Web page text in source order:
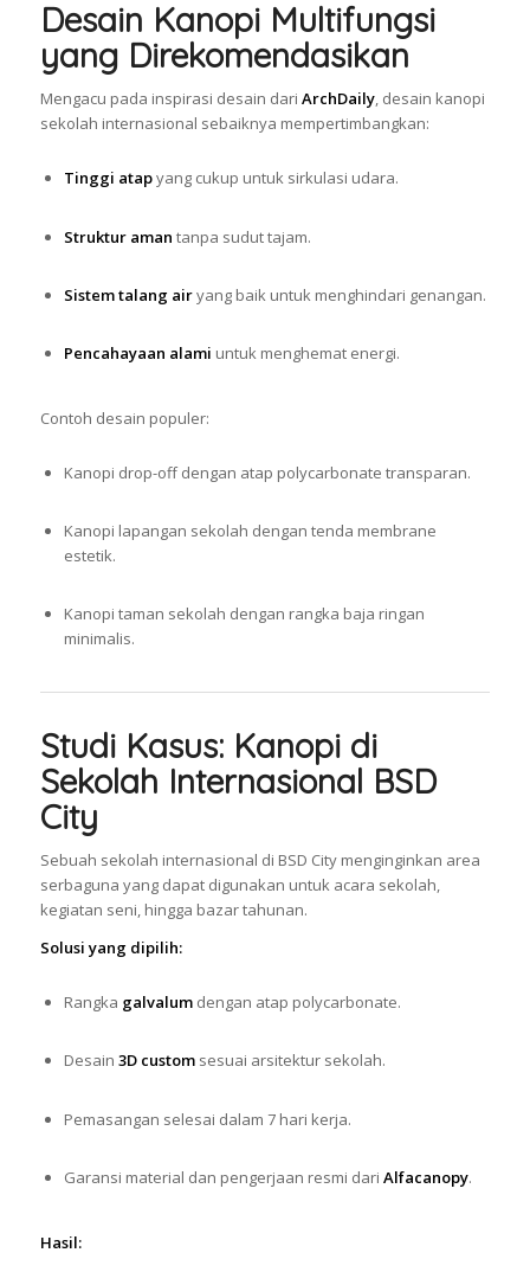
Desain Kanopi Multifungsi
yang Direkomendasikan
Mengacu pada inspirasi desain dari ArchDaily, desain kanopi
sekolah internasional sebaiknya mempertimbangkan:
Tinggi atapyang cukup untuk sirkulasi udara.
Struktur aman tanpa sudut tajam.
Sistem talang airyang baik untuk menghindari genangan.
Pencahayaan alami untuk menghemat energi.
Contoh desain populer:
Kanopi drop-off dengan atap polycarbonate transparan.
Kanopi lapangan sekolah dengan tenda membrane
estetik.
Kanopi taman sekolah dengan rangka baja ringan
minimalis.
Studi Kasus: Kanopi di
Sekolah Internasional BSD
City
Sebuah sekolah internasional di BSD City menginginkan area
serbaguna yang dapat digunakan untuk acara sekolah,
kegiatan seni, hingga bazar tahunan.
Solusi yang dipilih:
Rangka galvalumdengan atap polycarbonate.
Desain 3D customsesuai arsitektur sekolah.
Pemasangan selesai dalam 7 hari kerja.
Garansi material dan pengerjaan resmi dari Alfacanopy.
Hasil: